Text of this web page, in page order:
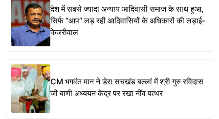
देश में सबसे ज्यादा अन्याय आदिवासी समाज के साथ हुआ,
सिर्फ ‘‘आप’’ लड़ रही आदिवासियों के अधिकारों की लड़ाई-
केजरीवाल
CM भगवंत मान ने डेरा सचखंड बल्लां में श्री गुरु रविदास
जी बाणी अध्ययन केंद्र पर रखा नींव पत्थर